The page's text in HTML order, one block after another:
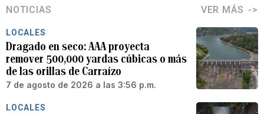
NOTICIAS VER MÁS
LOCALES
Dragado en seco: AAA proyecta
remover 500,000 yardas cúbicas o más
de las orillas de Carraízo
7 de agosto de 2026 a las 3:56 p.m.
LOCALES